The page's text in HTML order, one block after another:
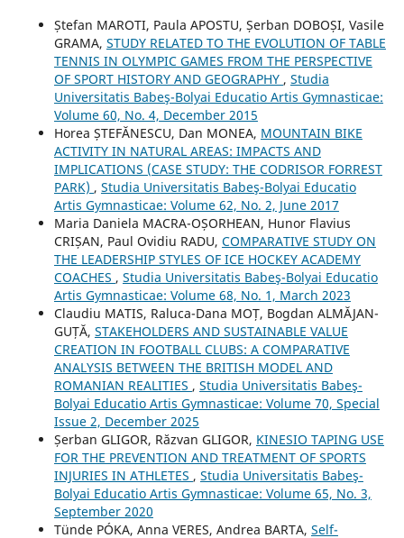
Ștefan MAROTI, Paula APOSTU, Șerban DOBOȘI, Vasile
GRAMA, STUDY RELATED TO THE EVOLUTION OF TABLE
TENNIS IN OLYMPIC GAMES FROM THE PERSPECTIVE
OF SPORT HISTORY AND GEOGRAPHY , Studia
Universitatis Babeş-Bolyai Educatio Artis Gymnasticae:
Volume 60, No. 4, December 2015
Horea ȘTEFĂNESCU, Dan MONEA, MOUNTAIN BIKE
ACTIVITY IN NATURAL AREAS: IMPACTS AND
IMPLICATIONS (CASE STUDY: THE CODRISOR FORREST
PARK) , Studia Universitatis Babeş-Bolyai Educatio
Artis Gymnasticae: Volume 62, No. 2, June 2017
Maria Daniela MACRA-OȘORHEAN, Hunor Flavius
CRIȘAN, Paul Ovidiu RADU, COMPARATIVE STUDY ON
THE LEADERSHIP STYLES OF ICE HOCKEY ACADEMY
COACHES , Studia Universitatis Babeş-Bolyai Educatio
Artis Gymnasticae: Volume 68, No. 1, March 2023
Claudiu MATIS, Raluca-Dana MOȚ, Bogdan ALMĂJAN-
GUȚĂ, STAKEHOLDERS AND SUSTAINABLE VALUE
CREATION IN FOOTBALL CLUBS: A COMPARATIVE
ANALYSIS BETWEEN THE BRITISH MODEL AND
ROMANIAN REALITIES , Studia Universitatis Babeş-
Bolyai Educatio Artis Gymnasticae: Volume 70, Special
Issue 2, December 2025
Șerban GLIGOR, Răzvan GLIGOR, KINESIO TAPING USE
FOR THE PREVENTION AND TREATMENT OF SPORTS
INJURIES IN ATHLETES , Studia Universitatis Babeş-
Bolyai Educatio Artis Gymnasticae: Volume 65, No. 3,
September 2020
Tünde PÓKA, Anna VERES, Andrea BARTA, Self-